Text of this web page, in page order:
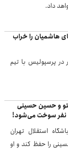
داد.
هاشمیان را خراب
در پرسپولیس با تیم
و حسین حسینی
نفر سوخت می‌شود!
استقلال تهران
را حفظ کند و او